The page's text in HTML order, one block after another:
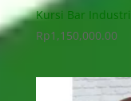
Kursi Bar
Rp1,150,000.00